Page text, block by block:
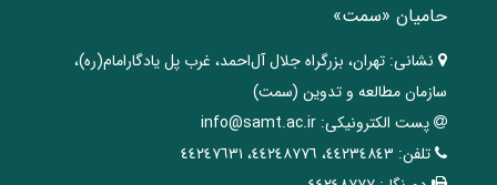
حامیان «سمت»
نشانی: تهران، ‌بزرگراه ‌جلال آل‌احمد، غرب پل يادگار‌امام(ره)‌،
سازمان مطالعه و تدوین‌ (سمت)
پست الکترونیکی: info@samt.ac.ir
تلفن: ٤٤٢٣٤٨٤٣، ٤٤٢٤٨٧٧٦، ٤٤٢٤٧٦٣١